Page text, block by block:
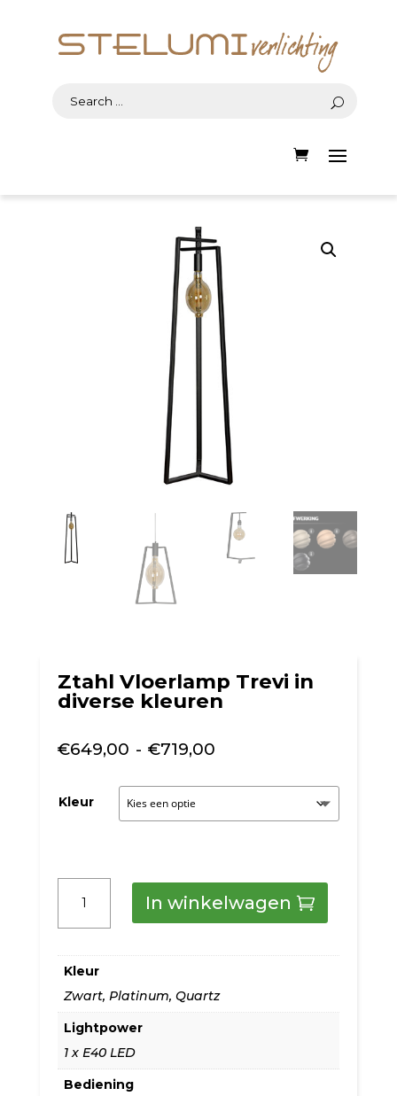
Ztahl Vloerlamp Trevi in
diverse kleuren
€649,00 - €719,00Prijsklasse:
tot
Kleur
Trevi
diverse
kleuren
aantal
In winkelwagen
Kleur
Zwart, Platinum, Quartz
Lightpower
1 x E40 LED
Bediening